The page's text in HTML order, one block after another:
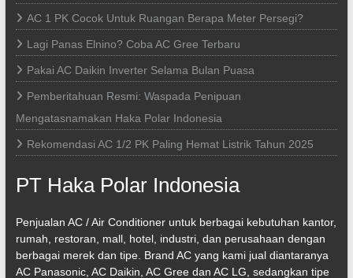
AC 1 PK Cocok Untuk Ruangan Berapa Meter Persegi?
Lagi Panas Elnino? Coba AC Gree Terbaru
Pakai AC Daikin Inverter Selama Bulan Puasa
Pemberitahuan Resmi: Waspada Penipuan
Mengatasnamakan Haka Polar Indonesia
Rekomendasi AC 1/2 PK Paling Hemat Listrik Tahun 2025
PT Haka Polar Indonesia
Penjualan AC / Air Conditioner untuk berbagai kebutuhan kantor,
rumah, restoran, mall, hotel, industri, dan perusahaan dengan
berbagai merek dan tipe. Brand AC yang kami jual diantaranya
AC Panasonic, AC Daikin, AC Gree dan AC LG, sedangkan tipe